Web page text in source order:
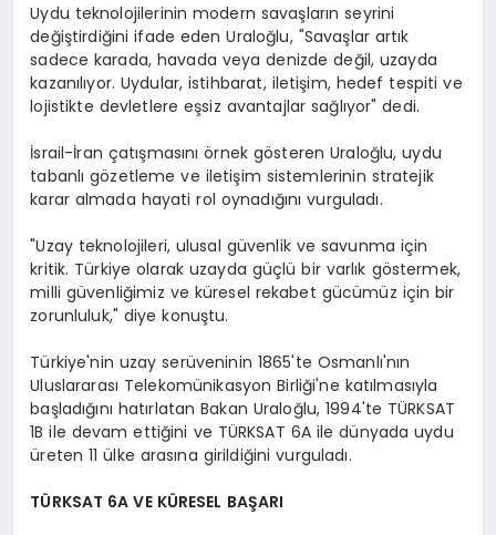
Uydu teknolojilerinin modern savaşların seyrini
değiştirdiğini ifade eden Uraloğlu, "Savaşlar artık
sadece karada, havada veya denizde değil, uzayda
kazanılıyor. Uydular, istihbarat, iletişim, hedef tespiti ve
lojistikte devletlere eşsiz avantajlar sağlıyor" dedi.
İsrail-İran çatışmasını örnek gösteren Uraloğlu, uydu
tabanlı gözetleme ve iletişim sistemlerinin stratejik
karar almada hayati rol oynadığını vurguladı.
"Uzay teknolojileri, ulusal güvenlik ve savunma için
kritik. Türkiye olarak uzayda güçlü bir varlık göstermek,
milli güvenliğimiz ve küresel rekabet gücümüz için bir
zorunluluk," diye konuştu.
Türkiye'nin uzay serüveninin 1865'te Osmanlı'nın
Uluslararası Telekomünikasyon Birliği'ne katılmasıyla
başladığını hatırlatan Bakan Uraloğlu, 1994'te TÜRKSAT
1B ile devam ettiğini ve TÜRKSAT 6A ile dünyada uydu
üreten 11 ülke arasına girildiğini vurguladı.
TÜRKSAT 6A VE KÜRESEL BAŞARI